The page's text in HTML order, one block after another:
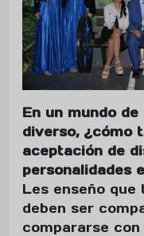
En un mundo
diverso, ¿cómo
aceptación de
personalidades
Les enseño que
deben ser
compararse con